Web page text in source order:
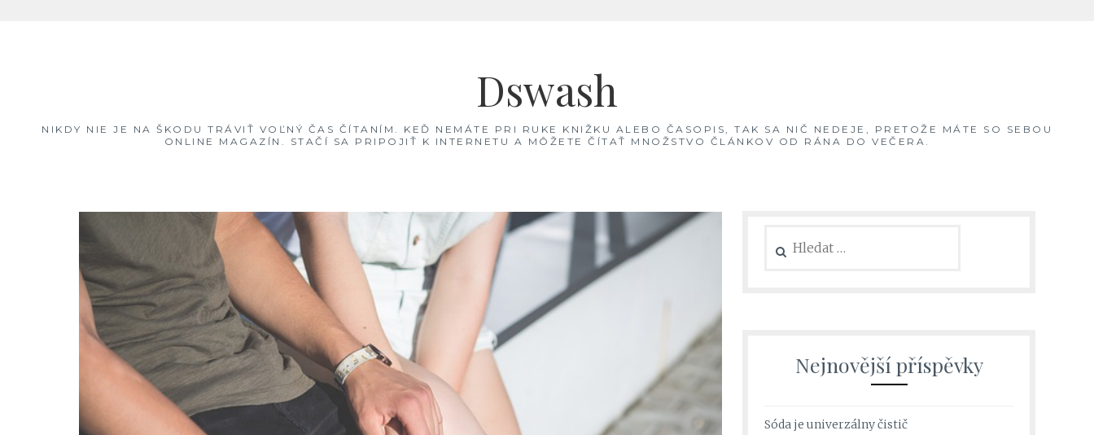
Dswash
NIKDY NIE JE NA ŠKODU TRÁVIŤ VOĽNÝ ČAS ČÍTANÍM. KEĎ NEMÁTE PRI RUKE KNIŽKU ALEBO ČASOPIS, TAK SA NIČ NEDEJE, PRETOŽE MÁTE SO SEBOU
ONLINE MAGAZÍN. STAČÍ SA PRIPOJIŤ K INTERNETU A MÔŽETE ČÍTAŤ MNOŽSTVO ČLÁNKOV OD RÁNA DO VEČERA.
Nejnovější příspěvky
Sóda je univerzálny čistič